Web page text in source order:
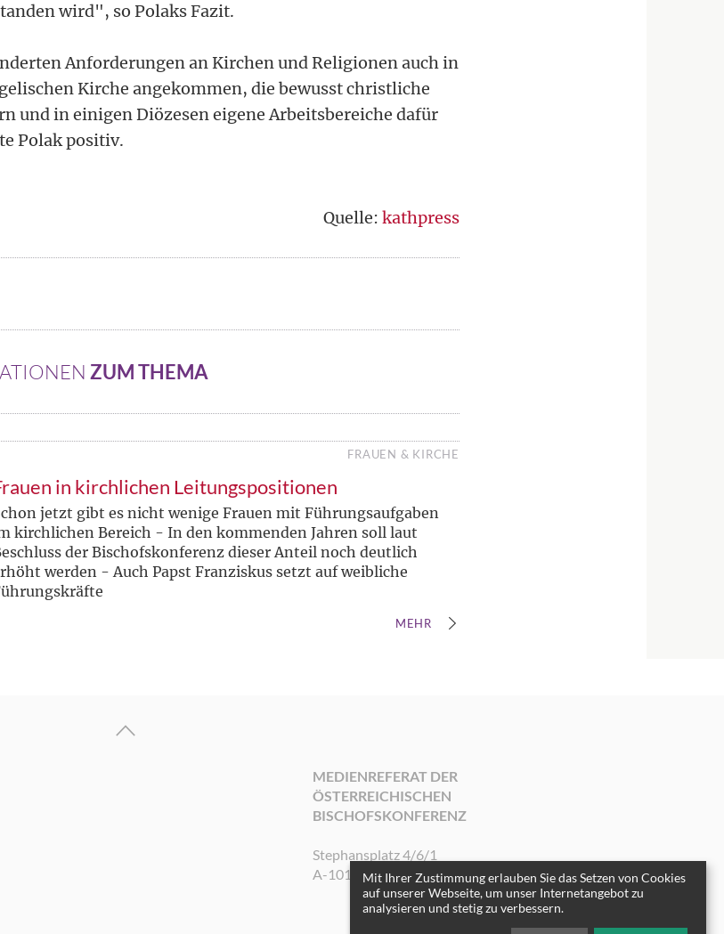
wird", so Polaks Fazit.
Anforderungen an Kirchen und Religionen auch in
Kirche angekommen, die bewusst christliche
und in einigen Diözesen eigene Arbeitsbereiche dafür
Polak positiv.
Quelle: kathpress
ZUM THEMA
FRAUEN & KIRCHE
in kirchlichen Leitungspositionen
jetzt gibt es nicht wenige Frauen mit Führungsaufgaben
kirchlichen Bereich - In den kommenden Jahren soll laut
der Bischofskonferenz dieser Anteil noch deutlich
werden - Auch Papst Franziskus setzt auf weibliche
MEHR
MEDIENREFERAT DER
ÖSTERREICHISCHEN
BISCHOFSKONFERENZ
Stephansplatz 4/6/1
A-1010 WienMit Ihrer Zustimmung erlauben Sie das Setzen von Cookies
auf unserer Webseite, um unser Internetangebot zu
analysieren und stetig zu verbessern.